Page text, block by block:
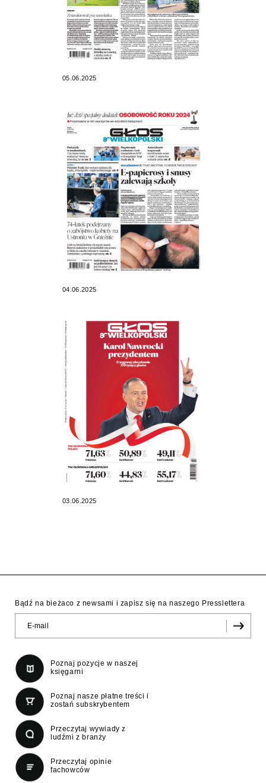
05.06.2025
04.06.2025
03.06.2025
Bądź na bieżaco z newsami i zapisz się na naszego Presslettera
Poznaj pozycje w naszej
księgarni
Poznaj nasze płatne treści i
zostań subskrybentem
Przeczytaj wywiady z
ludźmi z branży
Przeczytaj opinie
fachowców